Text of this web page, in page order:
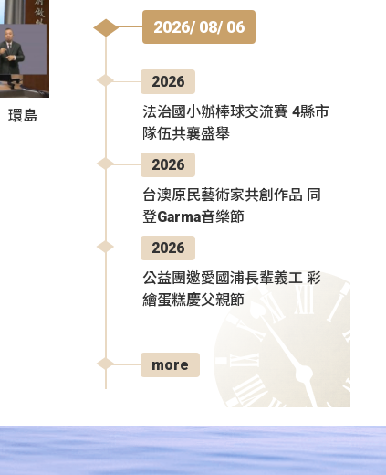
環島
2026/ 08/ 06
2026
法治國小辦棒球交流賽 4縣市
隊伍共襄盛舉
2026
台澳原民藝術家共創作品 同
登Garma音樂節
2026
公益團邀愛國浦長輩義工 彩
繪蛋糕慶父親節
more